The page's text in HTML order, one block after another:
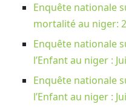
Enquête nationale
mortalité au niger:
Enquête nationale
l’Enfant au niger :
Enquête nationale
l’Enfant au niger :